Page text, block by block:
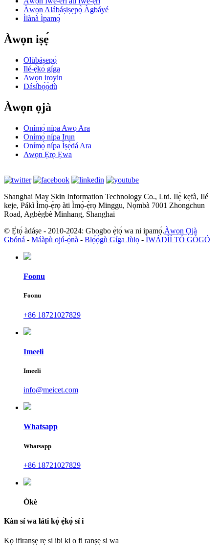
Àwọn Alábáṣiṣẹpọ̀ Àgbáyé
Ìlànà Ìpamọ́
Àwọn iṣẹ́
Olùbáṣepọ̀
Ilé-ẹ̀kọ́ gíga
Awọn iroyin
Dásíbọ́ọ̀dù
Àwọn ọjà
Onímọ̀ nípa Awọ Ara
Onímọ̀ nípa Irun
Onímọ̀ nípa Ìṣẹ̀dá Ara
Awọn Ẹrọ Ẹwa
Shanghai May Skin Information Technology Co., Ltd. Ilẹ̀ kẹfà, Ilé
keje, Pákì Ìmọ̀-ẹ̀rọ àti Ìmọ̀-ẹ̀rọ Minggu, Nọ́mbà 7001 Zhongchun
Road, Agbègbè Minhang, Shanghai
© Ẹ̀tọ́ àdáṣe - 2010-2024: Gbogbo ẹ̀tọ́ wa ni ipamọ́.Àwọn Ọjà
Gbóná - Máàpù ojú-ọ̀nà - Blọ́ọ̀gù Gíga Jùlọ - ÌWÁDÌÍ TÓ GÓGÓ
Foonu
Foonu
+86 18721027829
Imeeli
Imeeli
info@meicet.com
Whatsapp
Whatsapp
+86 18721027829
Òkè
Kàn sí wa láti kọ́ ẹ̀kọ́ sí i
Kọ ifiranṣẹ rẹ si ibi ki o fi ranṣẹ si wa